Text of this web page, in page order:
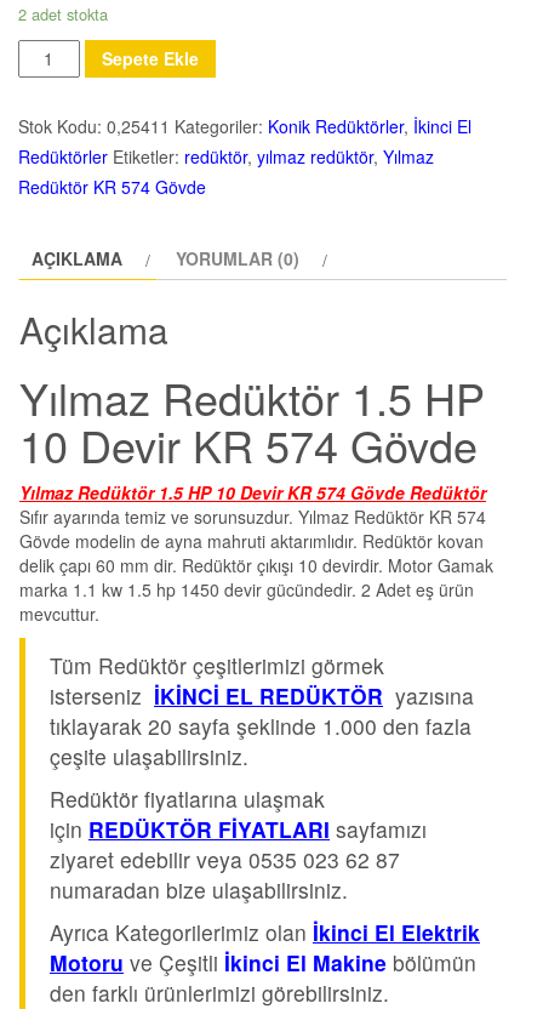
2 adet stokta
Miktar Sepete Ekle
Stok Kodu: 0,25411 Kategoriler: Konik Redüktörler, İkinci El
Redüktörler Etiketler: redüktör, yılmaz redüktör, Yılmaz
Redüktör KR 574 Gövde
AÇIKLAMA YORUMLAR (0)
Açıklama
Yılmaz Redüktör 1.5 HP
10 Devir KR 574 Gövde
Yılmaz Redüktör 1.5 HP 10 Devir KR 574 Gövde Redüktör
Sıfır ayarında temiz ve sorunsuzdur. Yılmaz Redüktör KR 574
Gövde modelin de ayna mahruti aktarımlıdır. Redüktör kovan
delik çapı 60 mm dir. Redüktör çıkışı 10 devirdir. Motor Gamak
marka 1.1 kw 1.5 hp 1450 devir gücündedir. 2 Adet eş ürün
mevcuttur.
Tüm Redüktör çeşitlerimizi görmek
isterseniz İKİNCİ EL REDÜKTÖR yazısına
tıklayarak 20 sayfa şeklinde 1.000 den fazla
çeşite ulaşabilirsiniz.
Redüktör fiyatlarına ulaşmak
için REDÜKTÖR FİYATLARI sayfamızı
ziyaret edebilir veya 0535 023 62 87
numaradan bize ulaşabilirsiniz.
Ayrıca Kategorilerimiz olan İkinci El Elektrik
Motoru ve Çeşitli İkinci El Makine bölümün
den farklı ürünlerimizi görebilirsiniz.